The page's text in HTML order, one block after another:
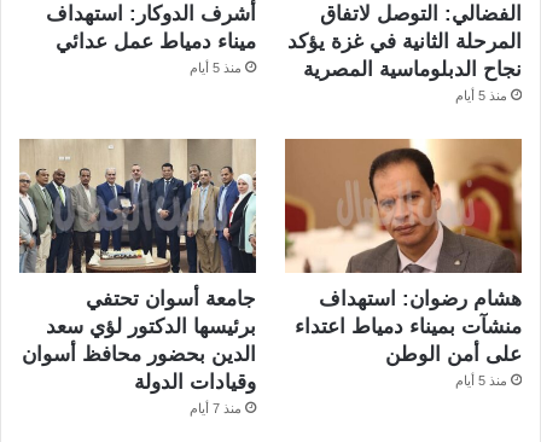
الفضالي: التوصل لاتفاق
المرحلة الثانية في غزة يؤكد
نجاح الدبلوماسية المصرية
منذ 5 أيام
أشرف الدوكار: استهداف
ميناء دمياط عمل عدائي
منذ 5 أيام
هشام رضوان: استهداف
منشآت بميناء دمياط اعتداء
على أمن الوطن
منذ 5 أيام
جامعة أسوان تحتفي
برئيسها الدكتور لؤي سعد
الدين بحضور محافظ أسوان
وقيادات الدولة
منذ 7 أيام